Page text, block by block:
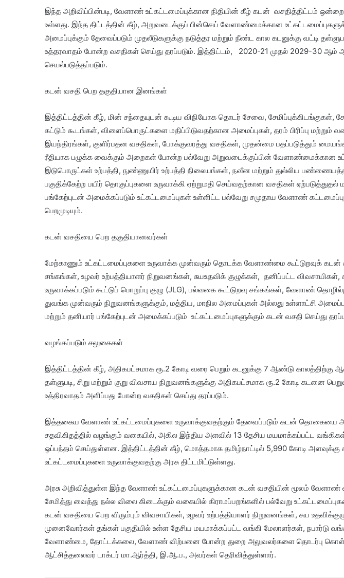
இந்த அறிவிப்பின்படி, வேளாண் உட்கட்டமைப்புக்கான நிதியின் கீழ் கடன் வசதித்திட்டம் ஒன்றை
உள்ளது. இந்த திட்டத்தின் கீழ், அறுவடைக்குப் பின்செய் வேளாண்மைக்கான
அமைப்புக்கும் தேவைப்படும் முதலீடுகளுக்கு நடுத்தர மற்றும் நீண்ட கால கடனுக்கு வட்டி
உத்தரவாதம் போன்ற வசதிகள் செய்து தரப்படும். இத்திட்டம், 2020-21 முதல் 2029-30
செயல்படுத்தப்படும்.
கடன் வசதி பெற தகுதியான இனங்கள்
இத்திட்டத்தின் கீழ், மின் சந்தையுடன் கூடிய விநியோக தொடர் சேவை, சேமிப்புக்கிடங்குகள்,
கட்டும் கூடங்கள், விளைப்பொருட்களை மதிப்பிடுவதற்கான அமைப்புகள், தரம் பிரிப்பு மற்றும்
இயந்திரங்கள், குளிர்பதன வசதிகள், போக்குவரத்து வசதிகள், முதன்மை பதப்படுத்தும்
ரீதியாக பழுக்க வைக்கும் அறைகள் போன்ற பல்வேறு அறுவடைக்குப்பின் வேளாண்மைக்கான
இடுபொருட்கள் உற்பத்தி, நுண்ணுயிர் உற்பத்தி நிலையங்கள், நவீன மற்றும் துல்லிய
பகுதிக்கேற்ற பயிர் தொகுப்புகளை உருவாக்கி ஏற்றுமதி செய்வதற்கான வசதிகள் ஏற்படுத்துதல்
பங்கேற்புடன் அமைக்கப்படும் உட்கட்டமைப்புகள் உள்ளிட்ட பல்வேறு சமுதாய வேளாண்
பெறமுடியும்.
கடன் வசதியை பெற தகுதியானவர்கள்
மேற்காணும் உட்கட்டமைப்புகளை உருவாக்க முன்வரும் தொடக்க வேளாண்மை கூட்டுறவுக் கடன்
சங்கங்கள், உழவர் உற்பத்தியாளர் நிறுவனங்கள், சுயஉதவிக் குழுக்கள், தனிப்பட்ட விவசாயிகள்,
உருவாக்கப்படும் கூட்டுப் பொறுப்பு குழு (JLG), பல்வகை கூட்டுறவு சங்கங்கள், வேளாண்
துவங்க முன்வரும் நிறுவனங்களுக்கும், மத்திய, மாநில அமைப்புகள் அல்லது உள்ளாட்சி
மற்றும் தனியார் பங்கேற்புடன் அமைக்கப்படும் உட்கட்டமைப்புகளுக்கும் கடன் வசதி செய்து
வழங்கப்படும் சலுகைகள்
இத்திட்டத்தின் கீழ், அதிகபட்சமாக ரூ.2 கோடி வரை பெறும் கடனுக்கு 7 ஆண்டு காலத்திற்கு
தள்ளுபடி, சிறு மற்றும் குறு விவசாய நிறுவனங்களுக்கு அதிகபட்சமாக ரூ.2 கோடி கடனை
உத்திரவாதம் அளிப்பது போன்ற வசதிகள் செய்து தரப்படும்.
இத்தகைய வேளாண் உட்கட்டமைப்புகளை உருவாக்குவதற்கும் தேவைப்படும் கடன் தொகையை
சதவிகிதத்தில் வழங்கும் வகையில், அகில இந்திய அளவில் 13 தேசிய மயமாக்கப்பட்ட வங்கிகள்
ஒப்பந்தம் செய்துள்ளன. இத்திட்டத்தின் கீழ், மொத்தமாக தமிழ்நாட்டில் 5,990 கோடி
உட்கட்டமைப்புகளை உருவாக்குவதற்கு அரசு திட்டமிட்டுள்ளது.
அரசு அறிவித்துள்ள இந்த வேளாண் உட்கட்டமைப்புகளுக்கான கடன் வசதியின் மூலம்
சேமித்து வைத்து நல்ல விலை கிடைக்கும் வகையில் கிராமப்பறங்களில் பல்வேறு
கடன் வசதியை பெற விரும்பும் விவசாயிகள், உழவர் உற்பத்தியாளர் நிறுவனங்கள், சுய
முனைவோர்கள் தங்கள் பகுதியில் உள்ள தேசிய மயமாக்கப்பட்ட வங்கி மேலாளர்கள், நபார்டு
வேளாண்மை, தோட்டக்கலை, வேளாண் விற்பனை போன்ற துறை அலுவலர்களை தொடர்பு
ஆட்சித்தலைவர் டாக்டர் மா.ஆர்த்தி, இ.ஆ.ப., அவர்கள் தெரிவித்துள்ளார்.